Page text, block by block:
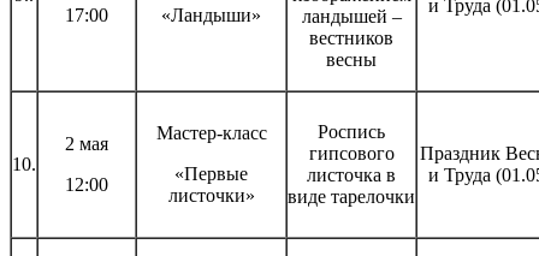
17:00
«Ландыши»
ландышей –
вестников
весны
и Труда
10.
2 мая
12:00
Мастер-класс
«Первые
листочки»
Роспись
гипсового
листочка в
виде тарелочки
Праздник
и Труда